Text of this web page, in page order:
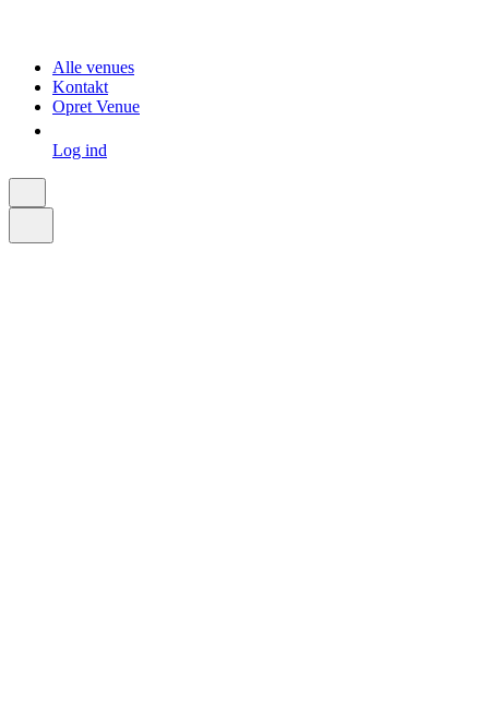
Alle venues
Kontakt
Opret Venue
Log ind